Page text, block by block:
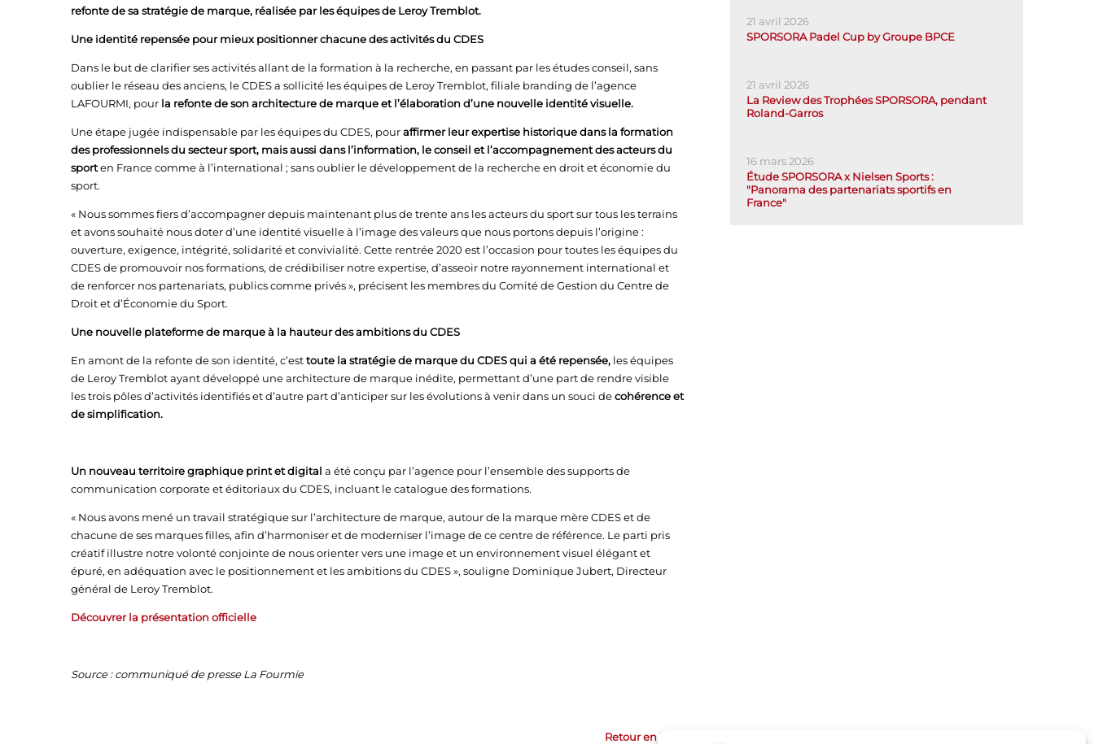
refonte de sa stratégie de marque, réalisée par les équipes de Leroy Tremblot.
Une identité repensée pour mieux positionner chacune des activités du CDES
Dans le but de clarifier ses activités allant de la formation à la recherche, en passant par les études conseil, sans
oublier le réseau des anciens, le CDES a sollicité les équipes de Leroy Tremblot, filiale branding de l’agence
LAFOURMI, pour la refonte de son architecture de marque et l’élaboration d’une nouvelle identité visuelle.
Une étape jugée indispensable par les équipes du CDES, pouraffirmer leur expertise historique dans la formation
des professionnels du secteur sport, mais aussi dans l’information, le conseil et l’accompagnement des acteurs du
sporten France comme à l’international ; sans oublier le développement de la recherche en droit et économie du
sport.
« Nous sommes fiers d’accompagner depuis maintenant plus de trente ans les acteurs du sport sur tous les terrains
et avons souhaité nous doter d’une identité visuelle à l’image des valeurs que nous portons depuis l’origine :
ouverture, exigence, intégrité, solidarité et convivialité. Cette rentrée 2020 est l’occasion pour toutes les équipes du
CDES de promouvoir nos formations, de crédibiliser notre expertise, d’asseoir notre rayonnement international et
de renforcer nos partenariats, publics comme privés », précisent les membres du Comité de Gestion du Centre de
Droit et d’Économie du Sport.
Une nouvelle plateforme de marque à la hauteur des ambitions du CDES
En amont de la refonte de son identité, c’esttoute la stratégie de marque du CDES qui a été repensée, les équipes
de Leroy Tremblot ayant développé une architecture de marque inédite, permettant d’une part de rendre visible
les trois pôles d’activités identifiés et d’autre part d’anticiper sur les évolutions à venir dans un souci decohérence et
de simplification.
Un nouveau territoire graphique print et digital a été conçu par l’agence pour l’ensemble des supports de
communication corporate et éditoriaux du CDES, incluant le catalogue des formations.
« Nous avons mené un travail stratégique sur l’architecture de marque, autour de la marque mère CDES et de
chacune de ses marques filles, afin d’harmoniser et de moderniser l’image de ce centre de référence. Le parti pris
créatif illustre notre volonté conjointe de nous orienter vers une image et un environnement visuel élégant et
épuré, en adéquation avec le positionnement et les ambitions du CDES », souligne Dominique Jubert, Directeur
général de Leroy Tremblot.
Découvrer la présentation officielle
Source : communiqué de presse La Fourmie
Retour en haut
21 avril 2026
SPORSORA Padel Cup by Groupe BPCE
21 avril 2026
La Review des Trophées SPORSORA, pendant
Roland-Garros
16 mars 2026
Étude SPORSORA x Nielsen Sports :
"Panorama des partenariats sportifs en
France"